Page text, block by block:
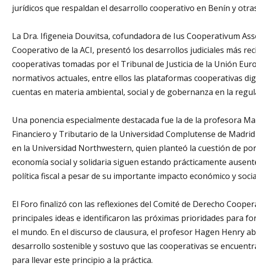
jurídicos que respaldan el desarrollo cooperativo en Benín y
La Dra. Ifigeneia Douvitsa, cofundadora de Ius Cooperativum
Cooperativo de la ACI, presentó los desarrollos judiciales más
cooperativas tomadas por el Tribunal de Justicia de la Unión
normativos actuales, entre ellos las plataformas cooperativas
cuentas en materia ambiental, social y de gobernanza en la
Una ponencia especialmente destacada fue la de la profesora
Financiero y Tributario de la Universidad Complutense de
en la Universidad Northwestern, quien planteó la cuestión de
economía social y solidaria siguen estando prácticamente
política fiscal a pesar de su importante impacto económico y
El Foro finalizó con las reflexiones del Comité de Derecho
principales ideas e identificaron las próximas prioridades para
el mundo. En el discurso de clausura, el profesor Hagen Henry
desarrollo sostenible y sostuvo que las cooperativas se
para llevar este principio a la práctica.